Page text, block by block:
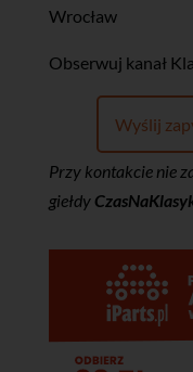
Wrocław
‎Obserwuj kanał
Wyślij
Przy kontakcie nie
giełdy